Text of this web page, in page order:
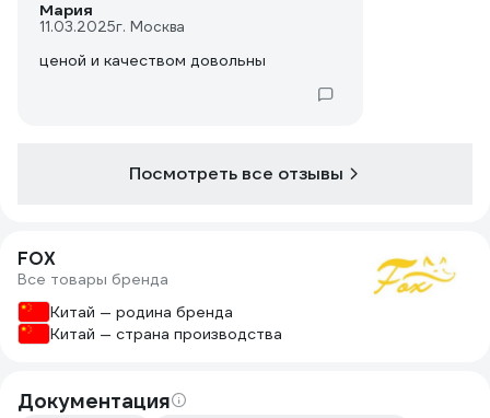
Мария
11.03.2025г. Москва
ценой и качеством довольны
Посмотреть все отзывы
FOX
Все товары бренда
Китай — родина бренда
Китай — страна производства
Документация